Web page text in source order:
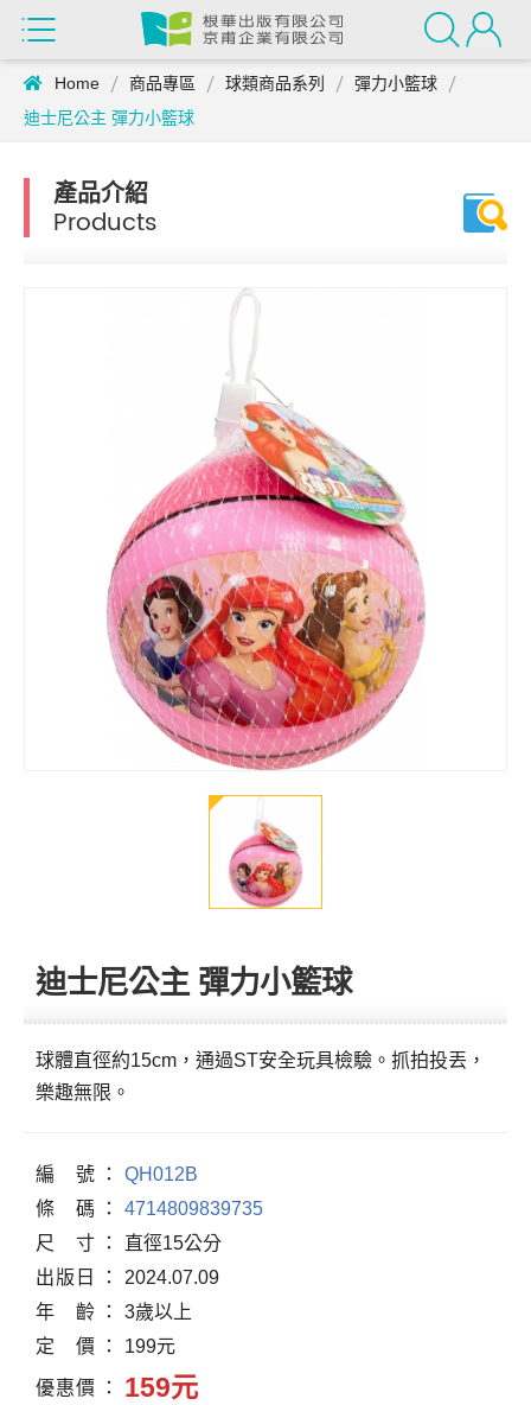
Home 商品專區 球類商品系列
彈力小籃球
迪士尼公主 彈力小籃球
產品介紹
Products
迪士尼公主 彈力小籃球
球體直徑約15cm，通過ST安全玩具檢驗。抓拍投丟，
樂趣無限。
編 號
QH012B
條
碼
4714809839735
尺
寸
直徑15公分
出版 日
2024.07.09
年
齡
3歲以上
定
價 199元
優惠價 159元